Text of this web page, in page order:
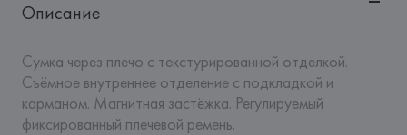
Описание
Сумка через плечо с текстурированной отделкой.
Съёмное внутреннее отделение с подкладкой и
карманом. Магнитная застёжка. Регулируемый
фиксированный плечевой ремень.